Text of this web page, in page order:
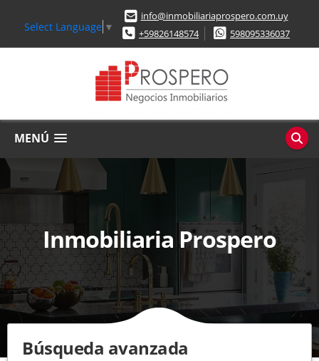
Select Language ▼
info@inmobiliariaprospero.com.uy
+59826148574
598095336037
MENÚ
Inmobiliaria Prospero
Búsqueda avanzada